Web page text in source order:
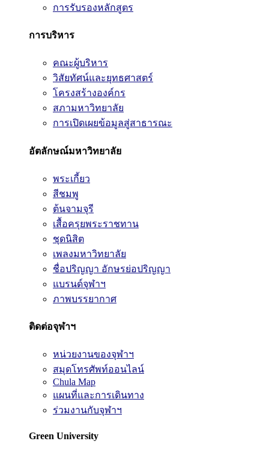
การรับรองหลักสูตร
การบริหาร
คณะผู้บริหาร
วิสัยทัศน์และยุทธศาสตร์
โครงสร้างองค์กร
สภามหาวิทยาลัย
การเปิดเผยข้อมูลสู่สาธารณะ
อัตลักษณ์มหาวิทยาลัย
พระเกี้ยว
สีชมพู
ต้นจามจุรี
เสื้อครุยพระราชทาน
ชุดนิสิต
เพลงมหาวิทยาลัย
ชื่อปริญญา อักษรย่อปริญญา
แบรนด์จุฬาฯ
ภาพบรรยากาศ
ติดต่อจุฬาฯ
หน่วยงานของจุฬาฯ
สมุดโทรศัพท์ออนไลน์
Chula Map
แผนที่และการเดินทาง
ร่วมงานกับจุฬาฯ
Green University